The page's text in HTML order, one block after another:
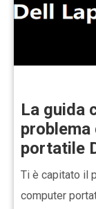
La guida
portatile
Ti è capitato il
computer